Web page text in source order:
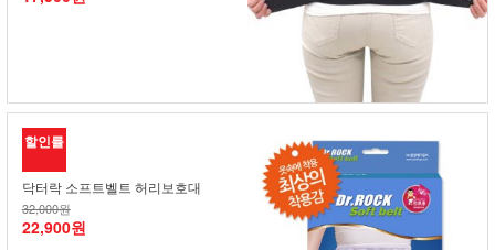
할인률
닥터락 소프트벨트 허리보호대
32,000원
22,900원